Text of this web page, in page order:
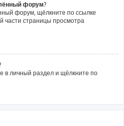
форум?
форум, щёлкните по ссылке
части страницы просмотра
в личный раздел и щёлкните по